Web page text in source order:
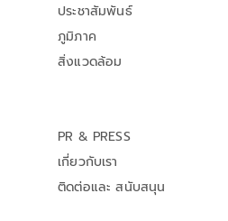
ประชาสัมพันธ์
ภูมิภาค
สิ่งแวดล้อม
PR & PRESS
เกี่ยวกับเรา
ติดต่อและ สนับสนุน